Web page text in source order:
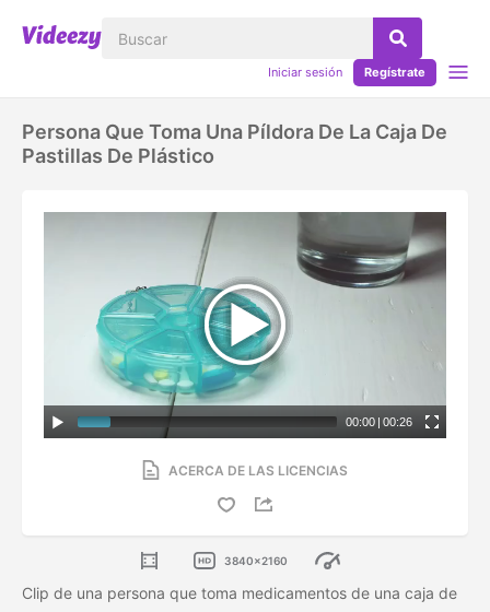
Iniciar sesión Regístrate
Persona Que Toma Una Píldora De La Caja De
Pastillas De Plástico
00:00 | 00:26
ACERCA DE LAS LICENCIAS
3840x2160
Clip de una persona que toma medicamentos de una caja de